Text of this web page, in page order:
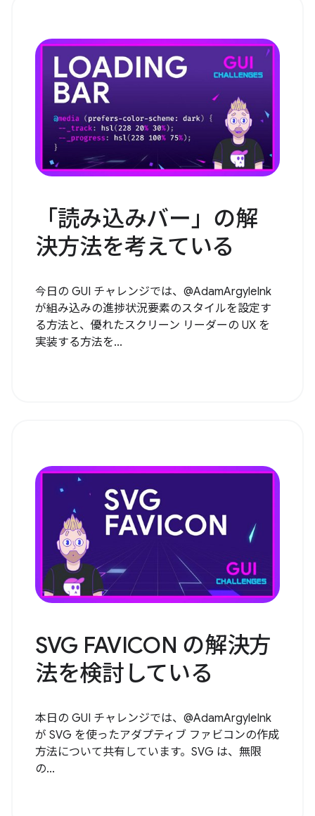
「読み込みバー」の解
決方法を考えている
今日の GUI チャレンジでは、@AdamArgyleInk
が組み込みの進捗状況要素のスタイルを設定す
る方法と、優れたスクリーン リーダーの UX を
実装する方法を...
SVG FAVICON の解決方
法を検討している
本日の GUI チャレンジでは、@AdamArgyleInk
が SVG を使ったアダプティブ ファビコンの作成
方法について共有しています。SVG は、無限
の...